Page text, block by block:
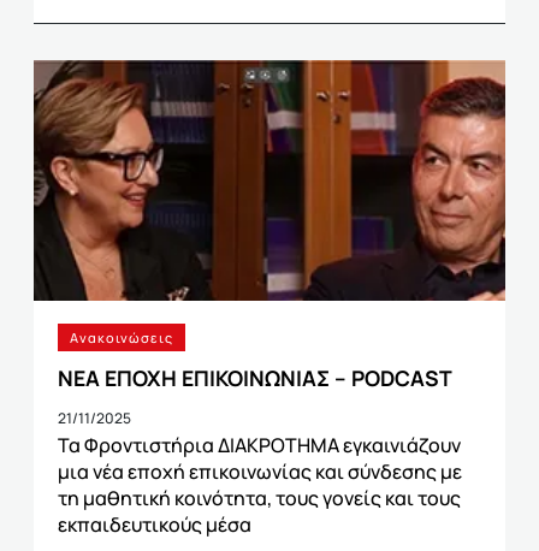
Ανακοινώσεις
ΝΕΑ ΕΠΟΧΗ ΕΠΙΚΟΙΝΩΝΙΑΣ – PODCAST
21/11/2025
Τα Φροντιστήρια ΔΙΑΚΡΟΤΗΜΑ εγκαινιάζουν
μια νέα εποχή επικοινωνίας και σύνδεσης με
τη μαθητική κοινότητα, τους γονείς και τους
εκπαιδευτικούς μέσα